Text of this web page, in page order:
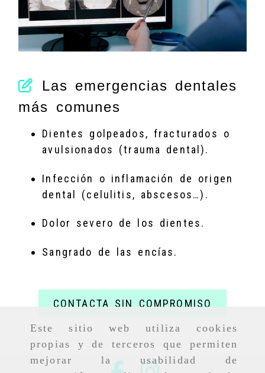
Este sitio web utiliza cookies
propias y de terceros que permiten
mejorar la usabilidad de
Las emergencias dentales
más comunes
Dientes golpeados, fracturados o
avulsionados (trauma dental).
Infección o inflamación de origen
dental (celulitis, abscesos…).
Dolor severo de los dientes.
Sangrado de las encías.
CONTACTA SIN COMPROMISO